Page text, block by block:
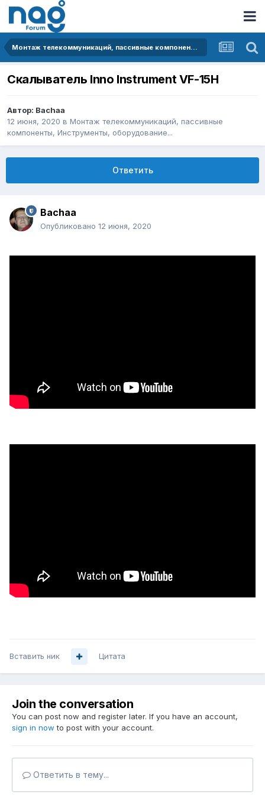
Монтаж телекоммуникаций, пассивные компоненты, Инструменты, оборудование...
Скалыватель Inno Instrument VF-15H
Автор: Bachaa
12 июня, 2020 в Монтаж телекоммуникаций, пассивные
компоненты, Инструменты, оборудование...
Ответить
Bachaa
Опубликовано 12 июня, 2020
Вставить ник Цитата
Join the conversation
You can post now and register later. If you have an account,
sign in now to post with your account.
Ответить в тему...